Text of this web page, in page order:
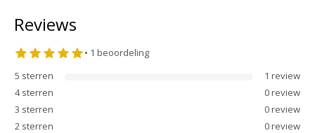
Reviews
• 1 beoordeling
5 sterren 1 review
4 sterren 0review
3 sterren 0review
2 sterren 0review